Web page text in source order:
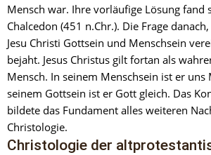
Mensch war. Ihre vorläufige Lösung fand
Chalcedon (451 n.Chr.). Die Frage
Jesu Christi Gottsein und Menschsein
bejaht. Jesus Christus gilt fortan als
Mensch. In seinem Menschsein ist er uns
seinem Gottsein ist er Gott gleich. Das
bildete das Fundament alles weiteren
Christologie.
Christologie der